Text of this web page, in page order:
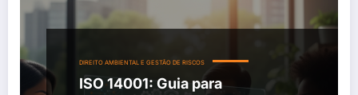
DIREITO AMBIENTAL E GESTÃO DE RISCOS
ISO 14001: Guia para